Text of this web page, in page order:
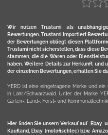
Wir nutzen Trustami als
Bewertungen. Trustami importiert
der Bewertungen obliegt diesen
Trustami nicht sicherstellen, dass diese
stammen, die die Waren oder
haben. Weitere Details zur Herkunft und
der einzelnen Bewertungen, erhalten Sie
YERD ist eine eingetragene Marke und
in Lahr/Schwarzwald. Unter der Marke
Garten-, Land-, Forst- und
Hier finden Sie unsern Verkauf auf Ebay
Kaufland, Ebay (motofischtec) bzw.